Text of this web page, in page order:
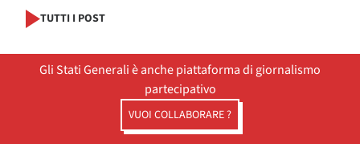
TUTTI I POST
Gli Stati Generali è anche piattaforma di giornalismo
partecipativo
VUOI COLLABORARE ?